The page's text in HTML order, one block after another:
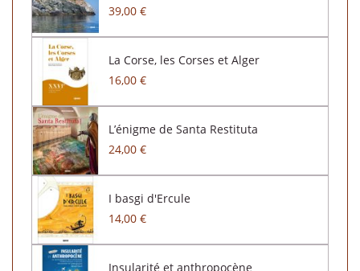
39,00 €
La Corse, les Corses et Alger
16,00 €
L’énigme de Santa Restituta
24,00 €
I basgi d'Ercule
14,00 €
Insularité et anthropocène